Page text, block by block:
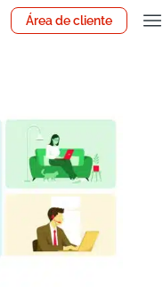
Área de cliente